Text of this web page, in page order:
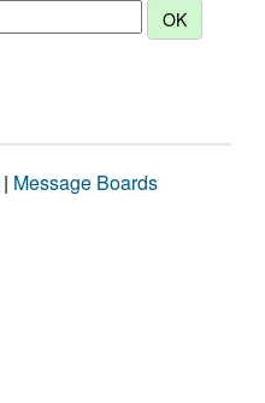
| Message Boards